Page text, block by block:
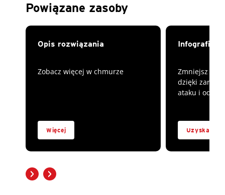
Powiązane zasoby
Opis rozwiązania
Zobacz więcej w chmurze
Więcej
Infografika
Zmniejsz
dzięki
ataku i
Uzyskaj